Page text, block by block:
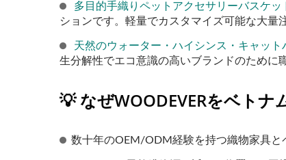
多目的手織りペットアクセサリーバスケッ
ションです。軽量でカスタマイズ可能な大量
天然のウォーター・ハイシンス・キャット
生分解性でエコ意識の高いブランドのために
💡 なぜWOODEVERをベト
数十年のOEM/ODM経験を持つ織物家具と